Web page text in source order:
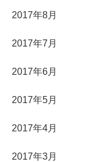
2017年8月
2017年7月
2017年6月
2017年5月
2017年4月
2017年3月